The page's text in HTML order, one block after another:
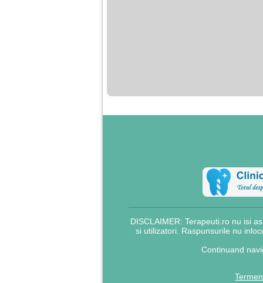
DISCLAIMER: Terapeuti.ro nu isi
si utilizatori. Raspunsurile nu
Continuand